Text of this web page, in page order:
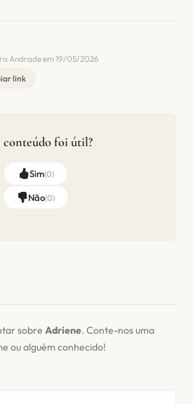
Andrade em 19/05/2026
link
conteúdo foi útil?
Sim(0)
Não(0)
sobre Adriene. Conte-nos uma
ou alguém conhecido!